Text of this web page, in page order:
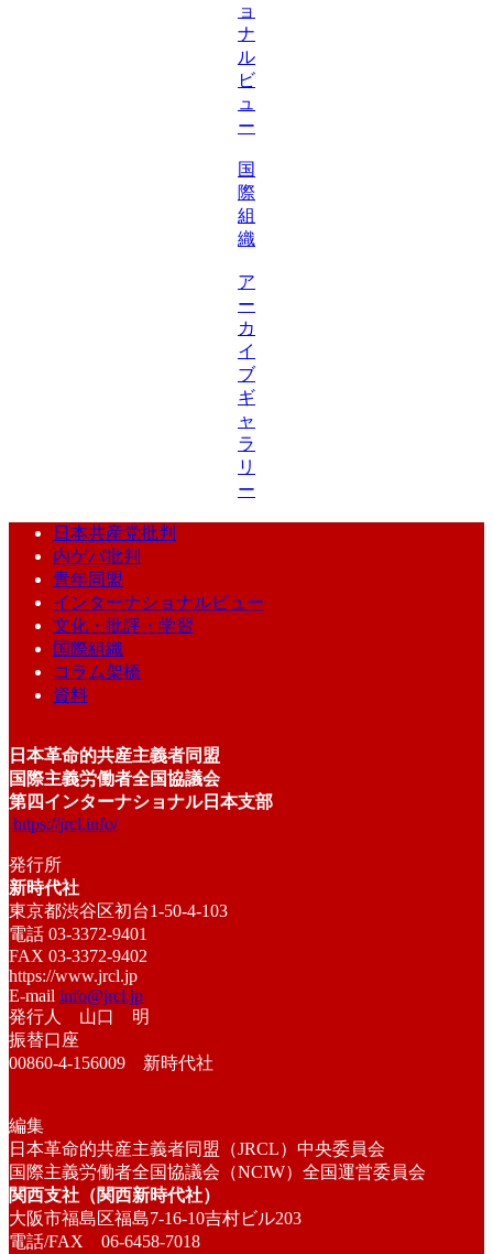
ョ
ナ
ル
ビ
ュ
ー
国
際
組
織
ア
ー
カ
イ
ブ
ギ
ャ
ラ
リ
ー
日本共産党批判
内ゲバ批判
青年同盟
インターナショナルビュー
文化・批評・学習
国際組織
コラム架橋
資料
日本革命的共産主義者同盟
国際主義労働者全国協議会
第四インターナショナル日本支部
https://jrcl.info/
発行所
新時代社
東京都渋谷区初台1-50-4-103
電話 03-3372-9401
FAX 03-3372-9402
https://www.jrcl.jp
E-mail info@jrcl.jp
発行人 山口 明
振替口座
00860-4-156009 新時代社
編集
日本革命的共産主義者同盟（JRCL）中央委員会
国際主義労働者全国協議会（NCIW）全国運営委員会
関西支社（関西新時代社）
大阪市福島区福島7-16-10吉村ビル203
電話/FAX 06-6458-7018